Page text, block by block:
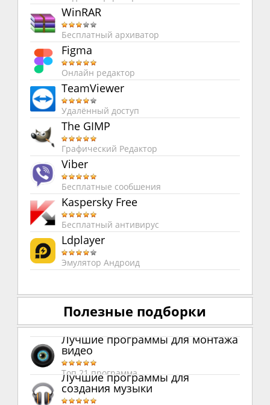
WinRAR
Бесплатный архиватор
Figma
Онлайн редактор
TeamViewer
Удалённый доступ
The GIMP
Графический Редактор
Viber
Бесплатные сообшения
Kaspersky Free
Бесплатный антивирус
Ldplayer
Эмулятор Андроид
Полезные подборки
Лучшие программы для монтажа
видео
Топ 21 программа
Лучшие программы для
создания музыки